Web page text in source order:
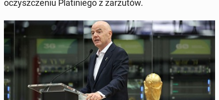
oczyszcze­niu Pla­tiniego z zarzutów.